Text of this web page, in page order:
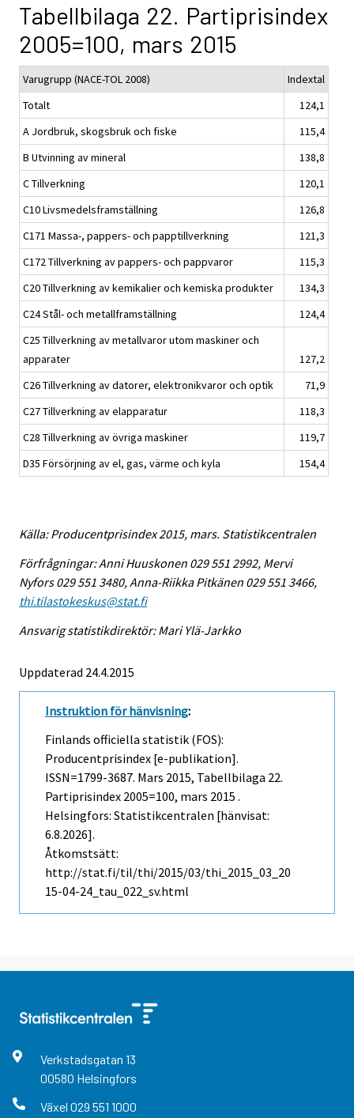
Tabellbilaga 22. Partiprisindex
2005=100, mars 2015
Varugrupp (NACE-TOL 2008)
Indextal
Totalt
124,1
A Jordbruk, skogsbruk och fiske
115,4
B Utvinning av mineral
138,8
C Tillverkning
120,1
C10 Livsmedelsframställning
126,8
C171 Massa-, pappers- och papptillverkning
121,3
C172 Tillverkning av pappers- och pappvaror
115,3
C20 Tillverkning av kemikalier och kemiska produkter
134,3
C24 Stål- och metallframställning
124,4
C25 Tillverkning av metallvaror utom maskiner och
apparater
127,2
C26 Tillverkning av datorer, elektronikvaror och optik
71,9
C27 Tillverkning av elapparatur
118,3
C28 Tillverkning av övriga maskiner
119,7
D35 Försörjning av el, gas, värme och kyla
154,4
Källa: Producentprisindex 2015, mars. Statistikcentralen
Förfrågningar: Anni Huuskonen 029 551 2992, Mervi
Nyfors 029 551 3480, Anna-Riikka Pitkänen 029 551 3466,
thi.tilastokeskus@stat.fi
Ansvarig statistikdirektör: Mari Ylä-Jarkko
Uppdaterad 24.4.2015
Instruktion för hänvisning:
Finlands officiella statistik (FOS):
Producentprisindex [e-publikation].
ISSN=1799-3687. Mars 2015, Tabellbilaga 22.
Partiprisindex 2005=100, mars 2015 .
Helsingfors: Statistikcentralen [hänvisat:
6.8.2026].
Åtkomstsätt:
http://stat.fi/til/thi/2015/03/thi_2015_03_20
15-04-24_tau_022_sv.html
Verkstadsgatan 13
00580 Helsingfors
Växel 029 551 1000